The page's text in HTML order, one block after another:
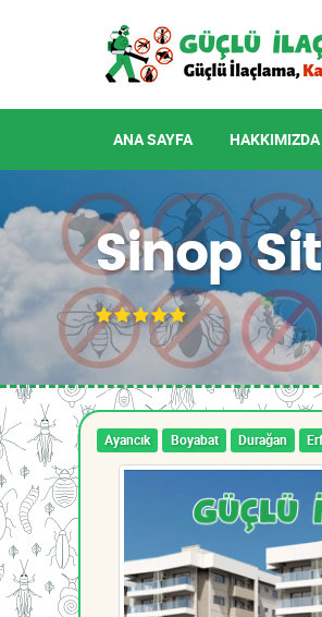
ANA SAYFA HAKKIMIZDA
Sinop
Ayancık Boyabat Durağan